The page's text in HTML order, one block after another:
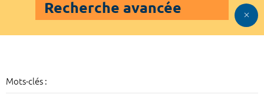
Recherche avancée
Mots-clés :